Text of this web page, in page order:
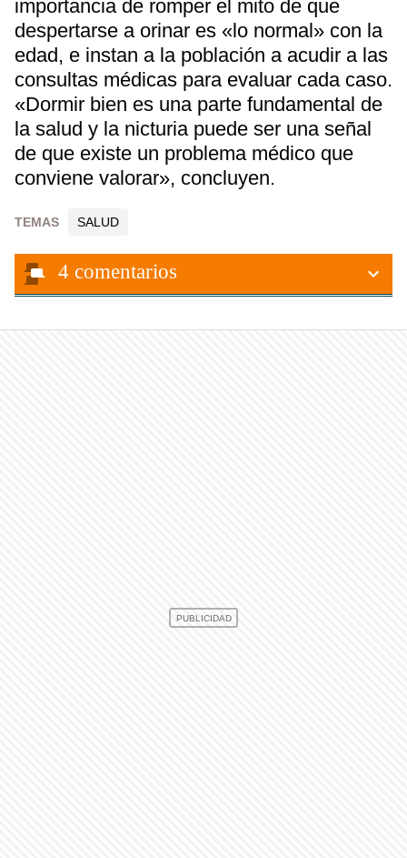
importancia de romper el mito de que
despertarse a orinar es «lo normal» con la
edad, e instan a la población a acudir a las
consultas médicas para evaluar cada caso.
«Dormir bien es una parte fundamental de
la salud y la nicturia puede ser una señal
de que existe un problema médico que
conviene valorar», concluyen.
TEMAS SALUD
4 comentarios